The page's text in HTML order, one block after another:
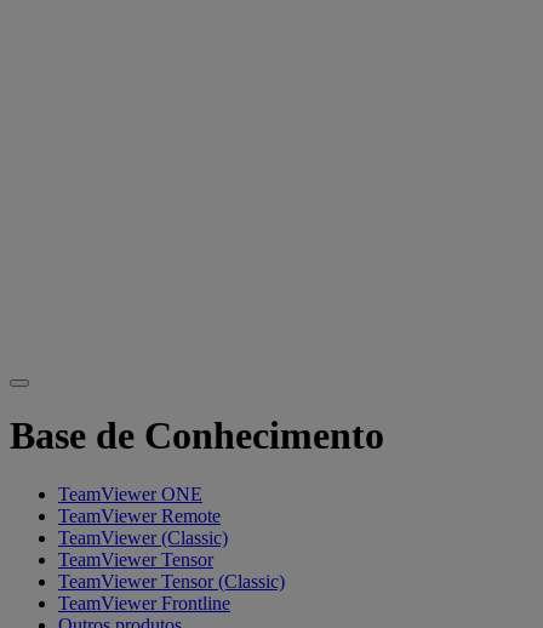
Base de Conhecimento
TeamViewer ONE
TeamViewer Remote
TeamViewer (Classic)
TeamViewer Tensor
TeamViewer Tensor (Classic)
TeamViewer Frontline